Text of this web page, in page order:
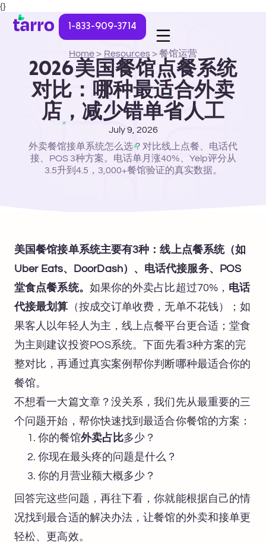
{}
1-833-909-3714
Home > Resources > 餐馆运营
2026美国餐馆点餐系统
对比：哪种最适合外卖
店，减少错单省人工
July 9, 2026
外卖餐馆接单系统怎么选？对比线上点餐、电话代
接、POS 3种方案。电话单月涨40%、Yelp评分从
3.5升到4.5，3,000+餐馆验证的真实数据。
美国餐馆接单系统主要有3种：线上点餐系统（如
Uber Eats、DoorDash）、电话代接服务、POS
堂食点餐系统。 如果你的外卖占比超过70%， 电话
代接最划算 （按成交订单收费，无单不花钱）；如
果客人以年轻人为主，线上点餐平台更合适；堂食
为主则建议投资POS系统。下面先看3种方案的完
整对比，再通过真实案例帮你判断哪种最适合你的
餐馆。
不想看一大篇文章？没关系，我们先从最重要的三
个问题开始，帮你快速找到最适合你餐馆的方案：
你的餐馆外卖占比多少？
你现在最头疼的问题是什么？
你的月营业额大概多少？
回答完这些问题，再往下看，你就能根据自己的情
况找到最合适的解决办法，让餐馆的外卖和接单更
轻松、更高效。